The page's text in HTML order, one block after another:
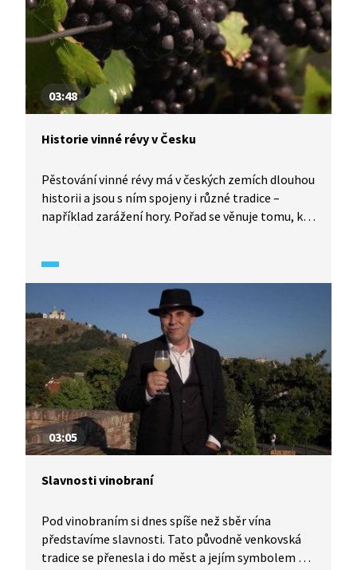
03:48
Historie vinné révy v Česku
Pěstování vinné révy má v českých zemích dlouhou
historii a jsou s ním spojeny i různé tradice –
například zarážení hory. Pořad se věnuje tomu, kdy
03:05
Slavnosti vinobraní
Pod vinobraním si dnes spíše než sběr vína
představíme slavnosti. Tato původně venkovská
tradice se přenesla i do měst a jejím symbolem se